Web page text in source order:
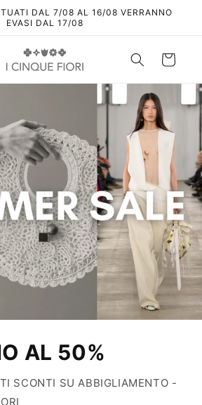
DAL 7/08 AL 16/08 VERRANNO
EVASI DAL 17/08
Carrello
AL 50%
SCONTI SU ABBIGLIAMENTO -